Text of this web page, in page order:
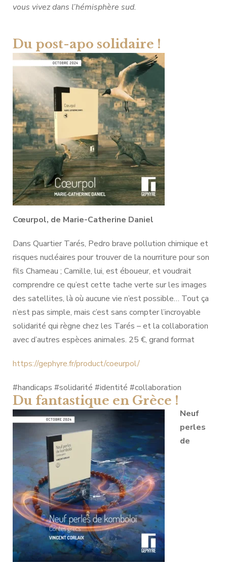
vous vivez dans l’hémisphère sud.
Du post-apo solidaire !
Cœurpol, de Marie-Catherine Daniel
Dans Quartier Tarés, Pedro brave pollution chimique et
risques nucléaires pour trouver de la nourriture pour son
fils Chameau ; Camille, lui, est éboueur, et voudrait
comprendre ce qu’est cette tache verte sur les images
des satellites, là où aucune vie n’est possible… Tout ça
n’est pas simple, mais c’est sans compter l’incroyable
solidarité qui règne chez les Tarés – et la collaboration
avec d’autres espèces animales. 25 €, grand format
https://gephyre.fr/product/coeurpol/
#handicaps #solidarité #identité #collaboration
Du fantastique en Grèce !
Neuf
perles
de